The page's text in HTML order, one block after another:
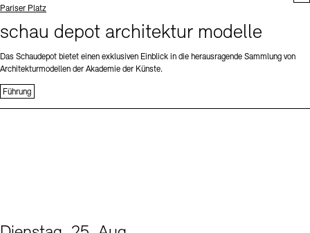
Standort
Pariser Platz
schau depot architektur modelle
Das Schaudepot bietet einen exklusiven Einblick in die herausragende Sammlung von
Architekturmodellen der Akademie der Künste.
Führung